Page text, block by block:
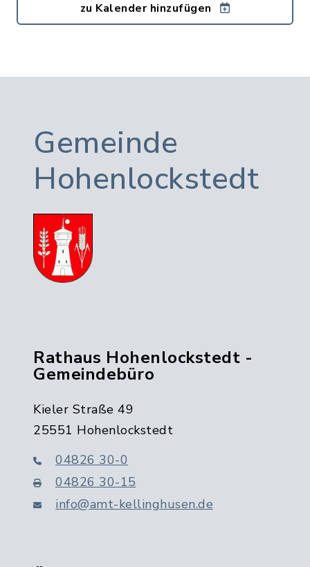
zu Kalender hinzufügen
Gemeinde
Hohenlockstedt
Rathaus Hohenlockstedt -
Gemeindebüro
Kieler Straße 49
25551 Hohenlockstedt
04826 30-0
04826 30-15
info@amt-kellinghusen.de